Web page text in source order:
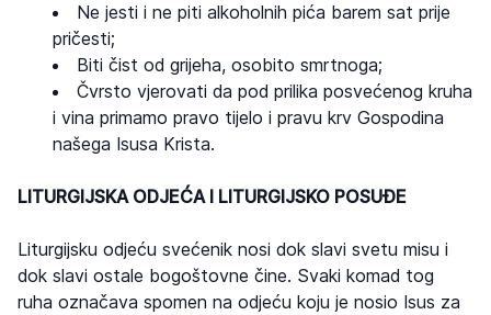
Ne jesti i ne piti alkoholnih pića barem sat prije
pričesti;
Biti čist od grijeha, osobito smrtnoga;
Čvrsto vjerovati da pod prilika posvećenog kruha
i vina primamo pravo tijelo i pravu krv Gospodina
našega Isusa Krista.
LITURGIJSKA ODJEĆA I LITURGIJSKO POSUĐE
Liturgijsku odjeću svećenik nosi dok slavi svetu misu i
dok slavi ostale bogoštovne čine. Svaki komad tog
ruha označava spomen na odjeću koju je nosio Isus za